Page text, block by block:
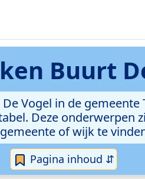
Buurt
Vogel in de
Deze onderwerpen
of wijk te
Pagina inhoud ⇵